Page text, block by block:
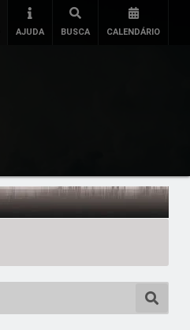
AJUDA BUSCA CALENDÁRIO